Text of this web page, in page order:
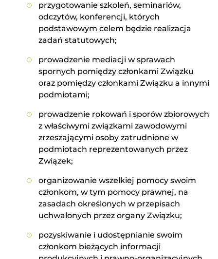
przygotowanie szkoleń, seminariów,
odczytów, konferencji, których
podstawowym celem będzie realizacja
zadań statutowych;
prowadzenie mediacji w sprawach
spornych pomiędzy członkami Związku
oraz pomiędzy członkami Związku a innymi
podmiotami;
prowadzenie rokowań i sporów zbiorowych
z właściwymi związkami zawodowymi
zrzeszającymi osoby zatrudnione w
podmiotach reprezentowanych przez
Związek;
organizowanie wszelkiej pomocy swoim
członkom, w tym pomocy prawnej, na
zasadach określonych w przepisach
uchwalonych przez organy Związku;
pozyskiwanie i udostępnianie swoim
członkom bieżących informacji